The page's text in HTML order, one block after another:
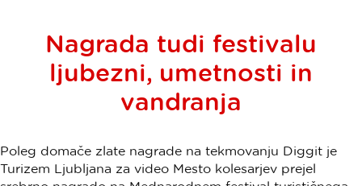
Nagrada tudi festivalu
ljubezni, umetnosti in
vandranja
Poleg domače zlate nagrade na tekmovanju Diggit je
Turizem Ljubljana za video Mesto kolesarjev prejel